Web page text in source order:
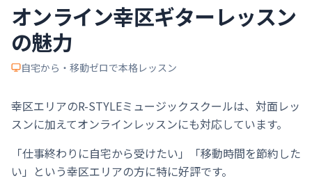
オンライン幸区ギターレッスン
の魅力
自宅から・移動ゼロで本格レッスン
幸区エリアのR-STYLEミュージックスクールは、対面レッ
スンに加えてオンラインレッスンにも対応しています。
「仕事終わりに自宅から受けたい」「移動時間を節約した
い」という幸区エリアの方に特に好評です。